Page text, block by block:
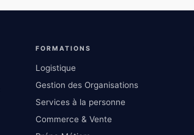
FORMATIONS
Logistique
Gestion des Organisations
Services à la personne
Commerce & Vente